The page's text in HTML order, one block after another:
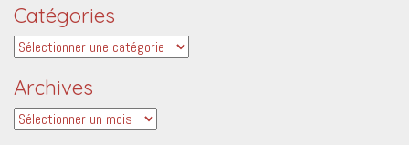
Catégories
Catégories
Archives
Archives